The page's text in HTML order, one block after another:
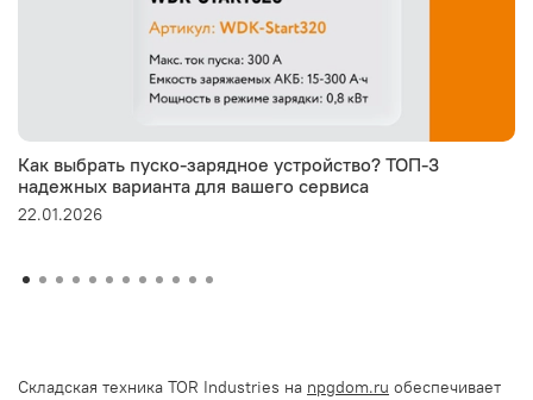
Как выбрать пуско-зарядное устройство? ТОП-3
надежных варианта для вашего сервиса
22.01.2026
Складская техника TOR Industries на npgdom.ru обеспечивает